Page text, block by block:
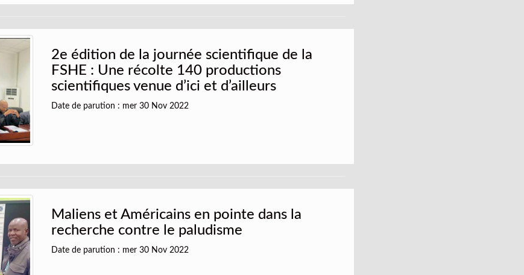
2e édition de la journée scientifique de la
FSHE : Une récolte 140 productions
scientifiques venue d’ici et d’ailleurs
Date de parution : mer 30 Nov 2022
Maliens et Américains en pointe dans la
recherche contre le paludisme
Date de parution : mer 30 Nov 2022